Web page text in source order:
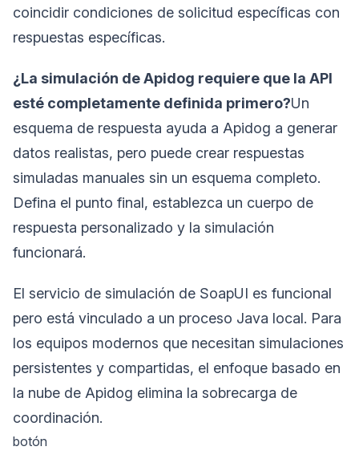
coincidir condiciones de solicitud específicas con
respuestas específicas.
¿La simulación de Apidog requiere que la API
esté completamente definida primero?Un
esquema de respuesta ayuda a Apidog a generar
datos realistas, pero puede crear respuestas
simuladas manuales sin un esquema completo.
Defina el punto final, establezca un cuerpo de
respuesta personalizado y la simulación
funcionará.
El servicio de simulación de SoapUI es funcional
pero está vinculado a un proceso Java local. Para
los equipos modernos que necesitan simulaciones
persistentes y compartidas, el enfoque basado en
la nube de Apidog elimina la sobrecarga de
coordinación.
botón